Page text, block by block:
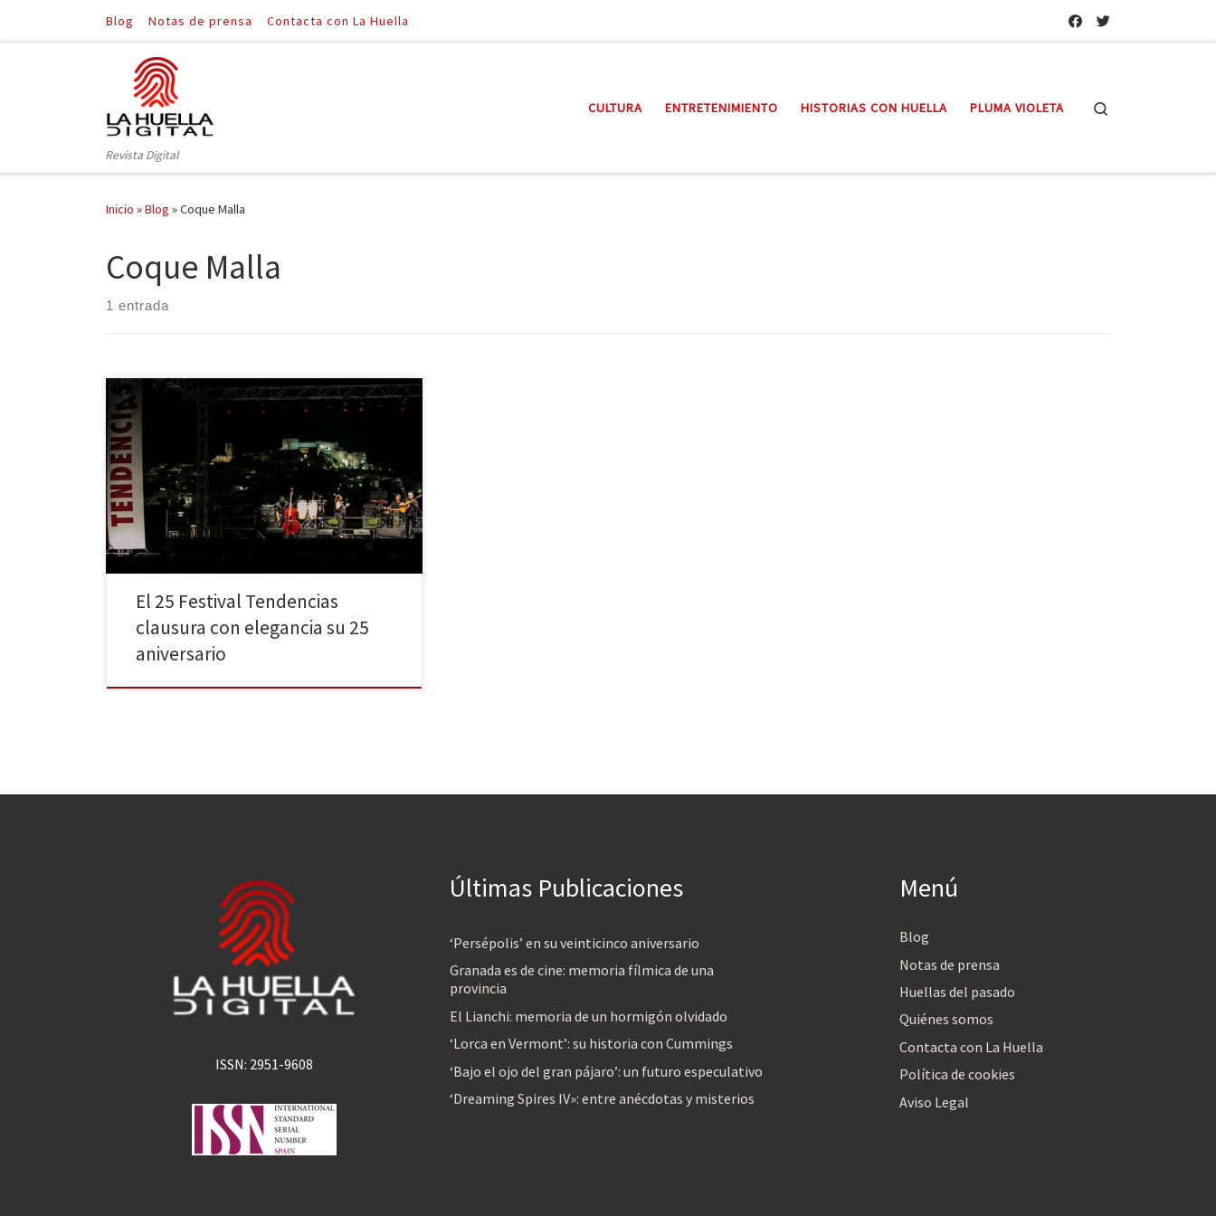
Saltar al contenido
Blog Notas de prensa Contacta con La Huella
Revista Digital
CULTURA ENTRETENIMIENTO HISTORIAS CON HUELLA PLUMA VIOLETA
Inicio »Blog »Coque Malla
Coque Malla
1 entrada
Unas 6.000 personas han disfrutado durante toda la
semana de música y actividades culturales. Coque
Malla y León Benavente llenaron el Auditorio Municipal
y NOA fue la encargada de despedir de forma
exquisita el festival con vistas al castillo árabe. En la
noche del 5 de agosto el calor de […]
El 25 Festival Tendencias
clausura con elegancia su 25
aniversario
ISSN: 2951-9608
Últimas Publicaciones
‘Persépolis’ en su veinticinco aniversario
Granada es de cine: memoria fílmica de una
provincia
El Lianchi: memoria de un hormigón olvidado
‘Lorca en Vermont’: su historia con Cummings
‘Bajo el ojo del gran pájaro’: un futuro especulativo
‘Dreaming Spires IV»: entre anécdotas y misterios
Menú
Blog
Notas de prensa
Huellas del pasado
Quiénes somos
Contacta con La Huella
Política de cookies
Aviso Legal